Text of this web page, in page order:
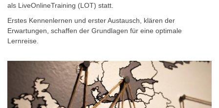
als LiveOnlineTraining (LOT) statt.
Erstes Kennenlernen und erster Austausch, klären der
Erwartungen, schaffen der Grundlagen für eine optimale
Lernreise.